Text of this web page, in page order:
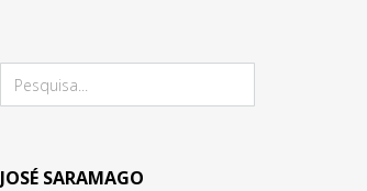
JOSÉ SARAMAGO